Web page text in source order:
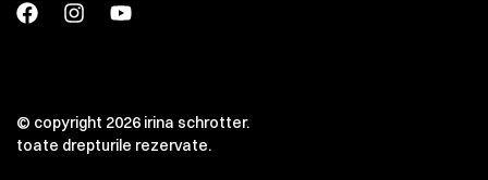
© copyright 2026 irina schrotter.
toate drepturile rezervate.